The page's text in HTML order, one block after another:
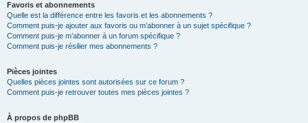
Favoris et abonnements
Quelle est la différence entre les favoris et les abonnements ?
Comment puis-je ajouter aux favoris ou m’abonner à un sujet spécifique ?
Comment puis-je m’abonner à un forum spécifique ?
Comment puis-je résilier mes abonnements ?
Pièces jointes
Quelles pièces jointes sont autorisées sur ce forum ?
Comment puis-je retrouver toutes mes pièces jointes ?
À propos de phpBB